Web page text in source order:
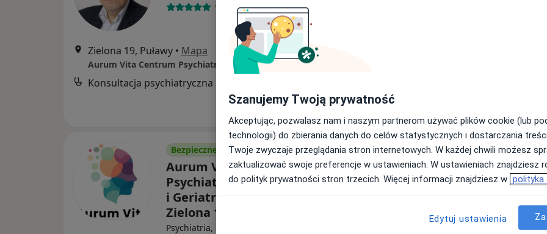
16 opinii
Zielona 19, Puławy • Mapa
Aurum Vita Centrum Psychiatrii, Psychologii i Geriatrii - Puławy ul. Zielona 19
Konsultacja psychiatryczna
Bezpieczne płatności
Aurum Vita Centrum
Psychiatrii, Psychologii
i Geriatrii - Puławy ul.
Zielona 19
Psychiatria, Geriatria, Psychologia
Dziś
8 Sie
Jutro
9 Sie
Pon,
10 Sie
Wt,
11 Sie
Umawianie online nie jest dostępne
Pokaż profil
Szanujemy Twoją prywatność
Akceptując, pozwalasz nam i naszym partnerom używać plików cookie (lub
technologii) do zbierania danych do celów statystycznych i dostarczania
Twoje zwyczaje przeglądania stron internetowych. W każdej chwili możesz
zaktualizować swoje preferencje w ustawieniach. W ustawieniach znajdziesz
do polityk prywatności stron trzecich. Więcej informacji znajdziesz w polityka
Edytuj ustawienia